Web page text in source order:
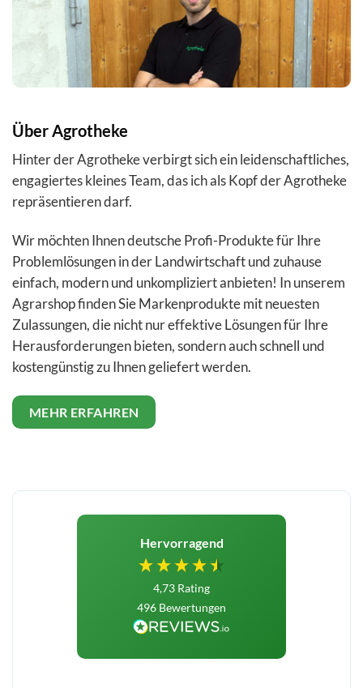
Über Agrotheke
Hinter der Agrotheke verbirgt sich ein leidenschaftliches,
engagiertes kleines Team, das ich als Kopf der Agrotheke
repräsentieren darf.
Wir möchten Ihnen deutsche Profi-Produkte für Ihre
Problemlösungen in der Landwirtschaft und zuhause
einfach, modern und unkompliziert anbieten! In unserem
Agrarshop finden Sie Markenprodukte mit neuesten
Zulassungen, die nicht nur effektive Lösungen für Ihre
Herausforderungen bieten, sondern auch schnell und
kostengünstig zu Ihnen geliefert werden.
MEHR ERFAHREN
Hervorragend
4,73 Rating
496 Bewertungen